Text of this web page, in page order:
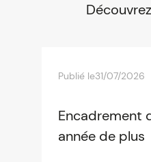
Publié le31/07/2026
Encadrement
année de plus